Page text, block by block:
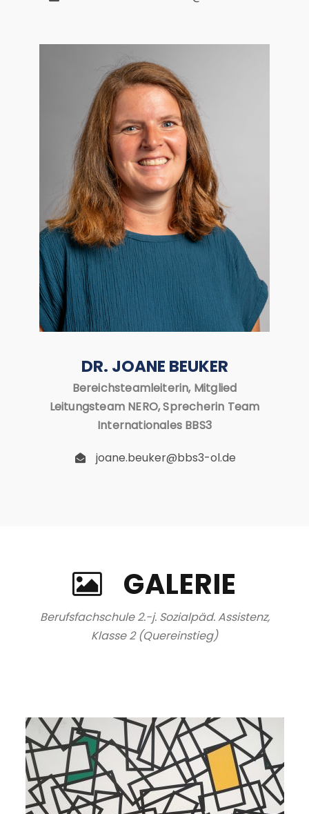
DR. JOANE BEUKER
Bereichsteamleiterin, Mitglied
Leitungsteam NERO, Sprecherin Team
Internationales BBS3
joane.beuker@bbs3-ol.de
GALERIE
Berufsfachschule 2.-j. Sozialpäd. Assistenz,
Klasse 2 (Quereinstieg)